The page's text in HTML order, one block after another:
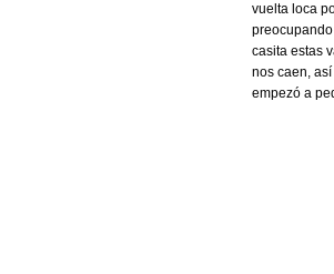
vuelta loca
casita estas
nos caen,
empezó a